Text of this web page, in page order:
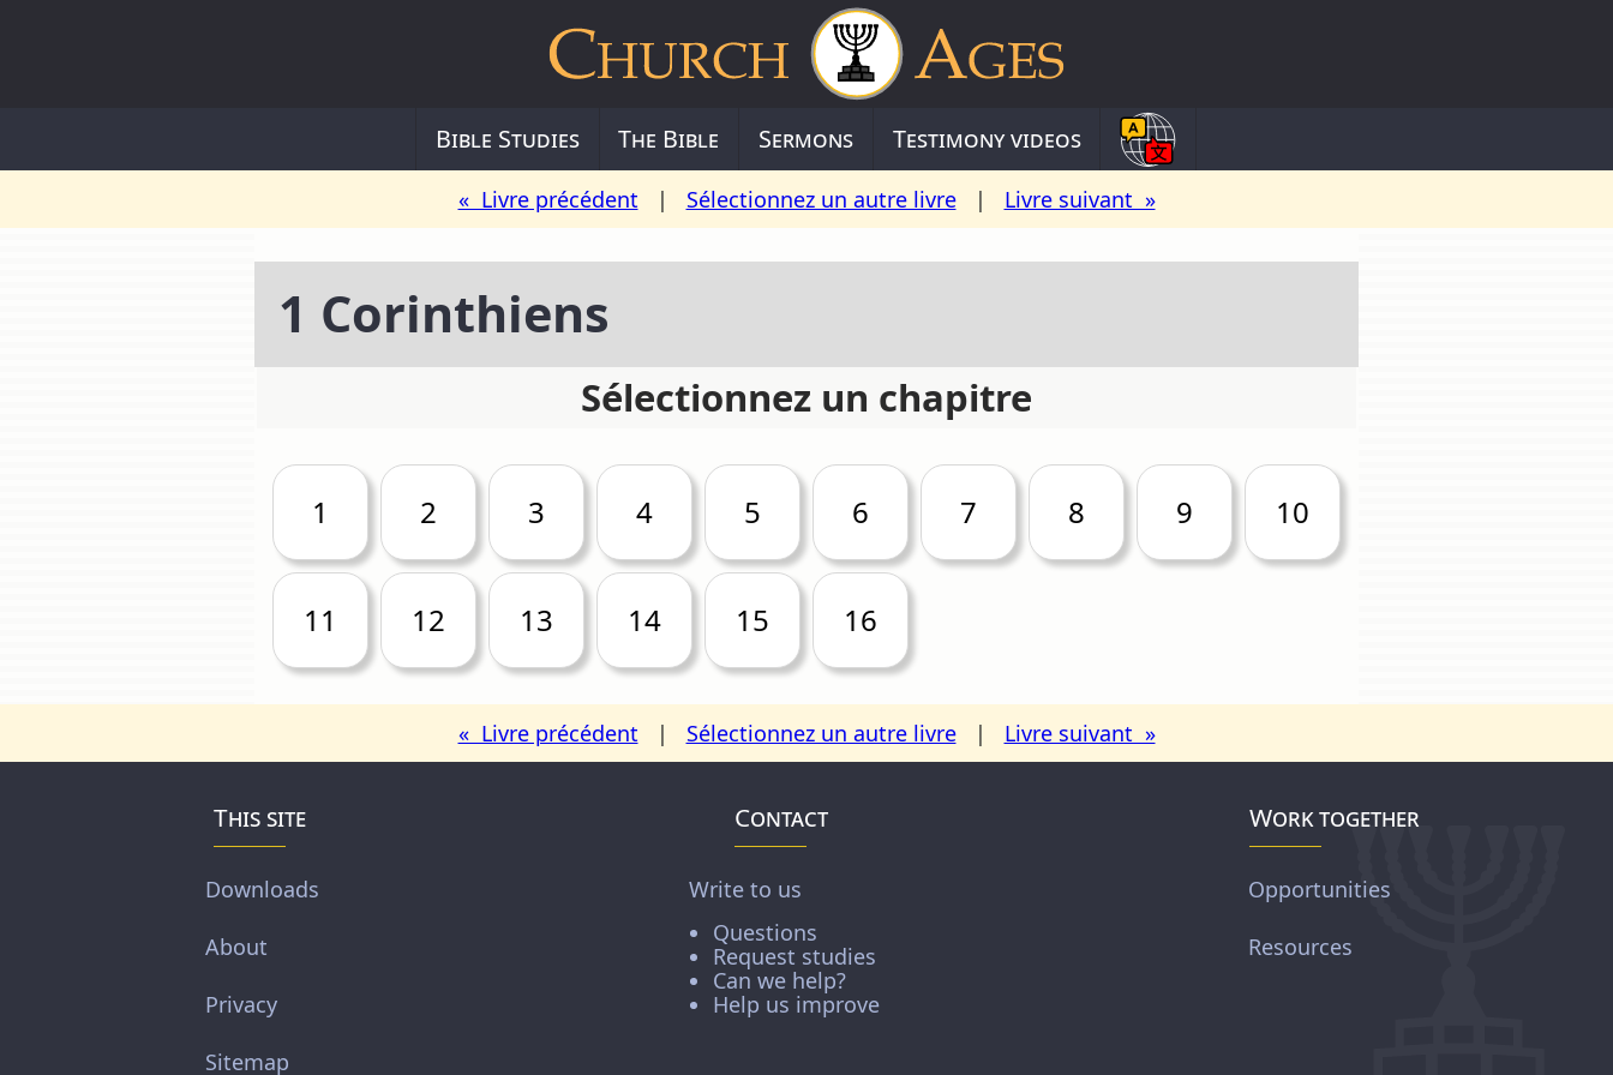
Bible Studies The Bible Sermons Testimony videos
« Livre précédent | Sélectionnez un autre livre| Livre suivant »
1 Corinthiens
Sélectionnez un chapitre
1 2 3 4 5 6 7 8 9 10
11 12 13 14 15 16
« Livre précédent | Sélectionnez un autre livre| Livre suivant »
This site
Downloads
About
Privacy
Sitemap
Contact
Write to us
Questions
Request studies
Can we help?
Help us improve
Work together
Opportunities
Resources